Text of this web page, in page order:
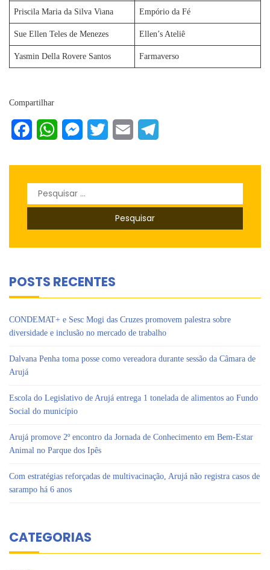
Priscila Maria da Silva Viana Empório da Fé
Sue Ellen Teles de Menezes Ellen’s Ateliê
Yasmin Della Rovere Santos Farmaverso
Compartilhar
FacebookWhatsAppMessenger
Twitter Email
Pesquisar
por:
POSTS RECENTES
CONDEMAT+ e Sesc Mogi das Cruzes promovem palestra sobre
diversidade e inclusão no mercado de trabalho
Dalvana Penha toma posse como vereadora durante sessão da Câmara de
Arujá
Escola do Legislativo de Arujá entrega 1 tonelada de alimentos ao Fundo
Social do município
Arujá promove 2º encontro da Jornada de Conhecimento em Bem-Estar
Animal no Parque dos Ipês
Com estratégias reforçadas de multivacinação, Arujá não registra casos de
sarampo há 6 anos
CATEGORIAS